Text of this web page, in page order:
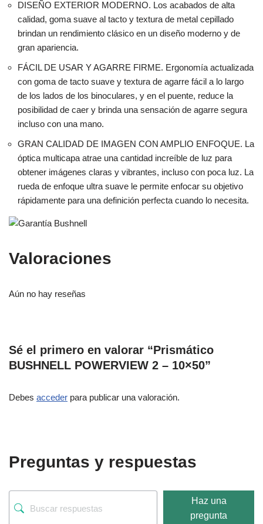
DISEÑO EXTERIOR MODERNO. Los acabados de alta
calidad, goma suave al tacto y textura de metal cepillado
brindan un rendimiento clásico en un diseño moderno y de
gran apariencia.
FÁCIL DE USAR Y AGARRE FIRME. Ergonomía actualizada
con goma de tacto suave y textura de agarre fácil a lo largo
de los lados de los binoculares, y en el puente, reduce la
posibilidad de caer y brinda una sensación de agarre segura
incluso con una mano.
GRAN CALIDAD DE IMAGEN CON AMPLIO ENFOQUE. La
óptica multicapa atrae una cantidad increíble de luz para
obtener imágenes claras y vibrantes, incluso con poca luz. La
rueda de enfoque ultra suave le permite enfocar su objetivo
rápidamente para una definición perfecta cuando lo necesita.
Valoraciones
Aún no hay reseñas
Sé el primero en valorar “Prismático
BUSHNELL POWERVIEW 2 – 10×50”
Debes acceder para publicar una valoración.
Preguntas y respuestas
Haz una
pregunta